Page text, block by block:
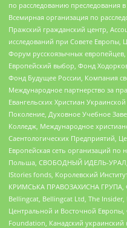
по расследованию преследования
Всемирная организация по
Пражский гражданский центр,
исследований при Совете Европы,
Форум русскоязычных
Европейский выбор, Фонд
Фонд Будущее России, Компания
Международное партнерство за
Евангельских Христиан
Поколение, Духовное Учебное
Колледж, Международное
Саентологических Предприятий,
Европейская сеть организаций
Польша, СВОБОДНЫЙ ИДЕЛЬ-УРАЛ,
IStories fonds, Королевский
КРИМСЬКА ПРАВОЗАХИСНА ГРУПА,
Bellingcat, Bellingcat Ltd, The
Центральной и Восточной
Foundation, Канадский украинский